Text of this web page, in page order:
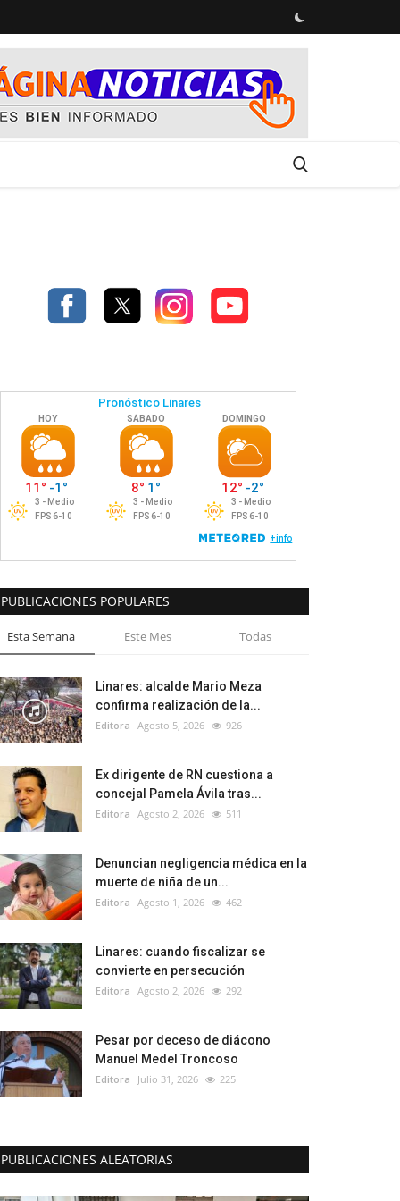
PUBLICACIONES POPULARES
Esta Semana Este Mes Todas
Linares: alcalde Mario Meza
confirma realización de la...
Editora Agosto 5, 2026 926
Ex dirigente de RN cuestiona a
concejal Pamela Ávila tras...
Editora Agosto 2, 2026 511
Denuncian negligencia médica en la
muerte de niña de un...
Editora Agosto 1, 2026 462
Linares: cuando fiscalizar se
convierte en persecución
Editora Agosto 2, 2026 292
Pesar por deceso de diácono
Manuel Medel Troncoso
Editora Julio 31, 2026 225
PUBLICACIONES ALEATORIAS